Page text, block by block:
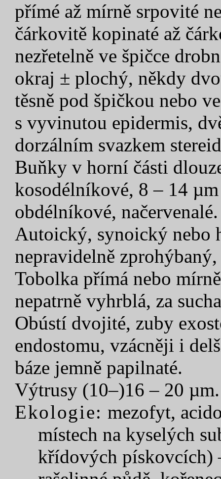
přímé až mírně srpovité
čárkovitě kopinaté až
nezřetelně ve špičce
okraj ± plochý, někdy
těsně pod špičkou nebo
s vyvinutou epidermis,
dorzálním svazkem
Buňky v horní části
kosodélníkové, 8 – 14
obdélníkové, načervenalé.
Autoický, synoický nebo
nepravidelně
Tobolka přímá nebo
nepatrně vyhrblá, za
Obústí dvojité, zuby
endostomu, vzácněji i
báze jemně papilnaté.
Výtrusy (10–)16 – 20 µm.
Ekologie: mezofyt,
místech na kyselých
křídových pískovcích)